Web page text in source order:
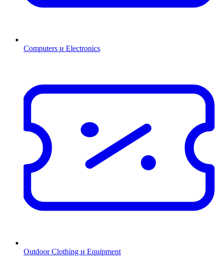
Computers и Electronics
Outdoor Clothing и Equipment